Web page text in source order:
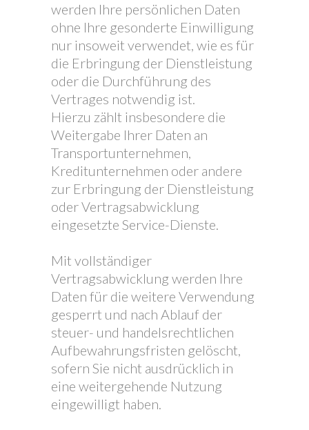
werden Ihre persönlichen Daten
ohne Ihre gesonderte Einwilligung
nur insoweit verwendet, wie es für
die Erbringung der Dienstleistung
oder die Durchführung des
Vertrages notwendig ist.
Hierzu zählt insbesondere die
Weitergabe Ihrer Daten an
Transportunternehmen,
Kreditunternehmen oder andere
zur Erbringung der Dienstleistung
oder Vertragsabwicklung
eingesetzte Service-Dienste.
Mit vollständiger
Vertragsabwicklung werden Ihre
Daten für die weitere Verwendung
gesperrt und nach Ablauf der
steuer- und handelsrechtlichen
Aufbewahrungsfristen gelöscht,
sofern Sie nicht ausdrücklich in
eine weitergehende Nutzung
eingewilligt haben.